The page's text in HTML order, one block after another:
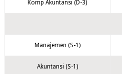
Komp Akuntansi (D-3)
Manajemen (S-1)
Akuntansi (S-1)